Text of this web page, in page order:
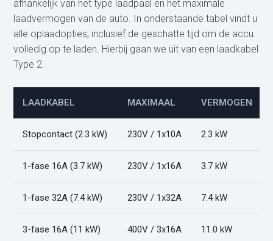
afhankelijk van het type laadpaal en het maximale
laadvermogen van de auto. In onderstaande tabel vindt u
alle oplaadopties, inclusief de geschatte tijd om de accu
volledig op te laden. Hierbij gaan we uit van een laadkabel
Type 2.
LAADKABEL MAXIMAAL VERMOGEN
Stopcontact (2.3 kW) 230V / 1x10A 2.3 kW
1-fase 16A (3.7 kW) 230V / 1x16A 3.7 kW
1-fase 32A (7.4 kW) 230V / 1x32A 7.4 kW
3-fase 16A (11 kW) 400V / 3x16A 11.0 kW